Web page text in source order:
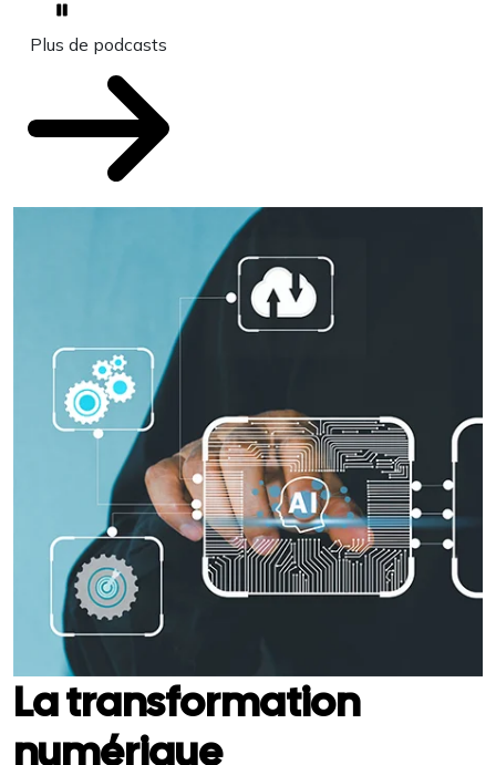
Plus de podcasts
La transformation
numérique